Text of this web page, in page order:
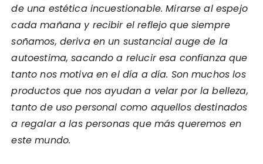
de una estética incuestionable. Mirarse al espejo
cada mañana y recibir el reflejo que siempre
soñamos, deriva en un sustancial auge de la
autoestima, sacando a relucir esa confianza que
tanto nos motiva en el día a día. Son muchos los
productos que nos ayudan a velar por la belleza,
tanto de uso personal como aquellos destinados
a regalar a las personas que más queremos en
este mundo.